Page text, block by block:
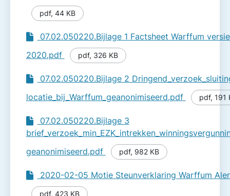
pdf, 44 KB
07.02.050220.Bijlage 1 Factsheet Warffum
2020.pdf
pdf, 326 KB
07.02.050220.Bijlage 2
locatie_bij_Warffum_geanonimiseerd.pdf
pdf, 191
07.02.050220.Bijlage 3
geanonimiseerd.pdf
pdf, 982 KB
2020-02-05 Motie Steunverklaring Warffum
pdf, 423 KB